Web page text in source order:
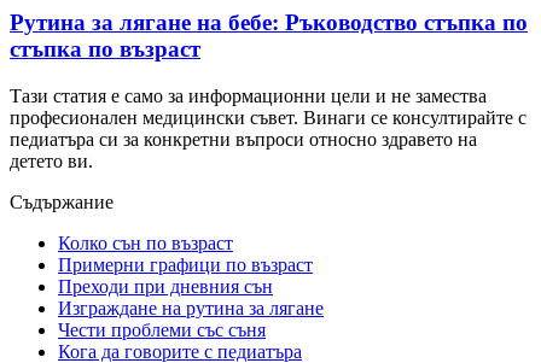
Рутина за лягане на бебе: Ръководство стъпка по
стъпка по възраст
Тази статия е само за информационни цели и не замества
професионален медицински съвет. Винаги се консултирайте с
педиатъра си за конкретни въпроси относно здравето на
детето ви.
Съдържание
Колко сън по възраст
Примерни графици по възраст
Преходи при дневния сън
Изграждане на рутина за лягане
Чести проблеми със съня
Кога да говорите с педиатъра